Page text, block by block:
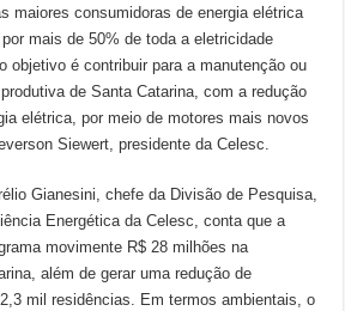
maiores consumidoras de energia elétrica
mais de 50% de toda a eletricidade
objetivo é contribuir para a manutenção ou
de Santa Catarina, com a redução
elétrica, por meio de motores mais novos
Siewert, presidente da Celesc.
Gianesini, chefe da Divisão de Pesquisa,
Energética da Celesc, conta que a
movimente R$ 28 milhões na
além de gerar uma redução de
mil residências. Em termos ambientais, o